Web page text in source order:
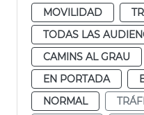
MOVILIDAD
TODAS LAS
CAMINS AL GRAU
EN PORTADA
NORMAL